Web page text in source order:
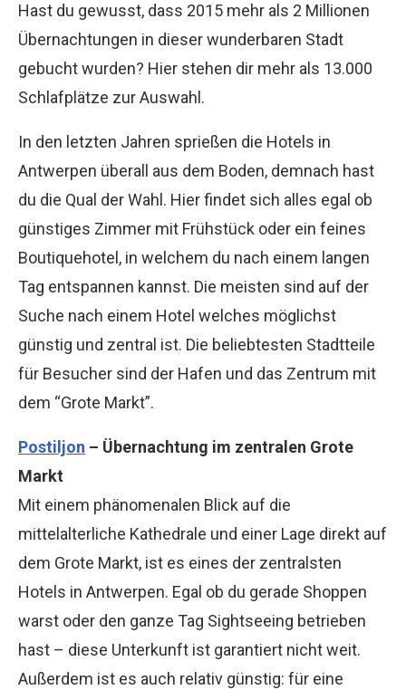
Hast du gewusst, dass 2015 mehr als 2 Millionen
Übernachtungen in dieser wunderbaren Stadt
gebucht wurden? Hier stehen dir mehr als 13.000
Schlafplätze zur Auswahl.
In den letzten Jahren sprießen die Hotels in
Antwerpen überall aus dem Boden, demnach hast
du die Qual der Wahl. Hier findet sich alles egal ob
günstiges Zimmer mit Frühstück oder ein feines
Boutiquehotel, in welchem du nach einem langen
Tag entspannen kannst. Die meisten sind auf der
Suche nach einem Hotel welches möglichst
günstig und zentral ist. Die beliebtesten Stadtteile
für Besucher sind der Hafen und das Zentrum mit
dem “Grote Markt”.
Postiljon – Übernachtung im zentralen Grote
Markt
Mit einem phänomenalen Blick auf die
mittelalterliche Kathedrale und einer Lage direkt auf
dem Grote Markt, ist es eines der zentralsten
Hotels in Antwerpen. Egal ob du gerade Shoppen
warst oder den ganze Tag Sightseeing betrieben
hast – diese Unterkunft ist garantiert nicht weit.
Außerdem ist es auch relativ günstig: für eine